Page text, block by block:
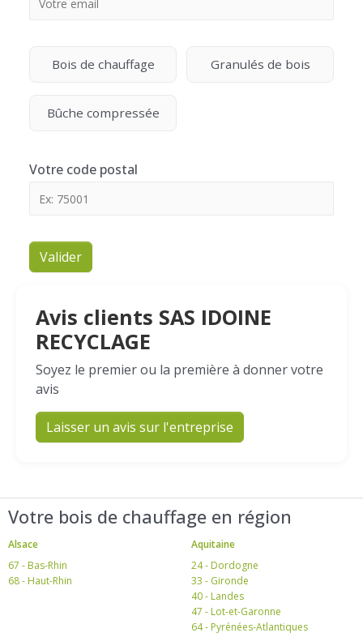
Bois de chauffage Granulés de bois
Bûche compressée
Votre code postal
Valider
Avis clients SAS IDOINE
RECYCLAGE
Soyez le premier ou la première à donner votre
avis
Laisser un avis sur l'entreprise
Votre bois de chauffage en région
Alsace
67 - Bas-Rhin
68 - Haut-Rhin
Aquitaine
24 - Dordogne
33 - Gironde
40 - Landes
47 - Lot-et-Garonne
64 - Pyrénées-Atlantiques